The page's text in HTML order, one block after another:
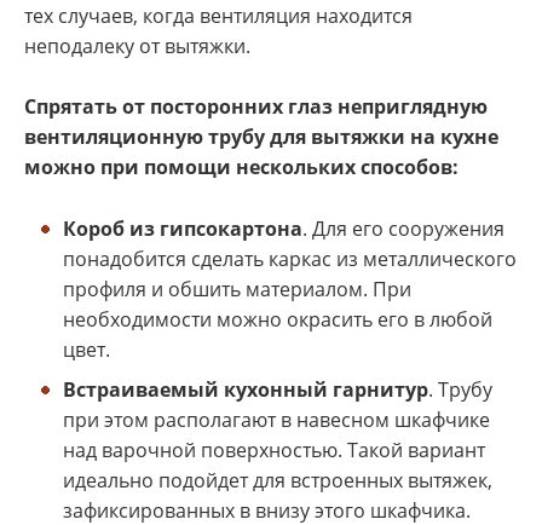
тех случаев, когда вентиляция находится
неподалеку от вытяжки.
Спрятать от посторонних глаз неприглядную
вентиляционную трубу для вытяжки на кухне
можно при помощи нескольких способов:
Короб из гипсокартона. Для его сооружения
понадобится сделать каркас из металлического
профиля и обшить материалом. При
необходимости можно окрасить его в любой
цвет.
Встраиваемый кухонный гарнитур. Трубу
при этом располагают в навесном шкафчике
над варочной поверхностью. Такой вариант
идеально подойдет для встроенных вытяжек,
зафиксированных в внизу этого шкафчика.